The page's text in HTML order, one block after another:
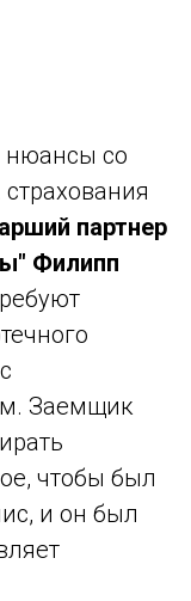
нюансы со
партнер
Филипп
Заемщик
чтобы был
и он был